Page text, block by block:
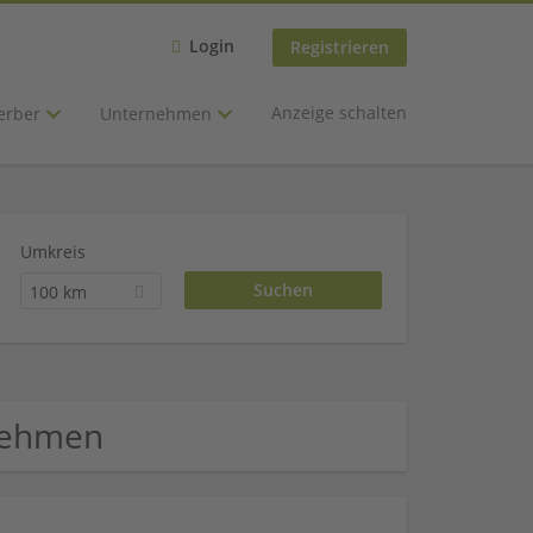
Login Registrieren
Unternehmen Anzeige schalten
Umkreis
100 km